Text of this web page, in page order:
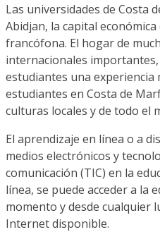
Las universidades de Costa
Abidjan, la capital
francófona. El hogar de
internacionales
estudiantes una experiencia
estudiantes en Costa de
culturas locales y de todo el
El aprendizaje en línea o a
medios electrónicos y
comunicación (TIC) en la
línea, se puede acceder a la
momento y desde cualquier
Internet disponible.